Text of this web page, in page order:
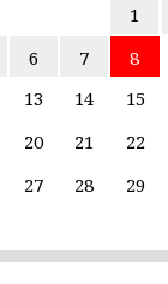
Внутренний
на 4,3%,
рублей
1
6 7 8
13 14 15
20 21 22
27 28 29